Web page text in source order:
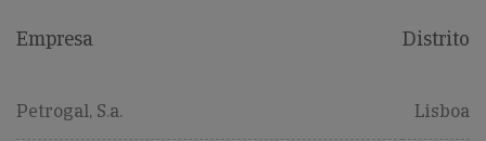
Empresa Distrito
Petrogal, S.a. Lisboa